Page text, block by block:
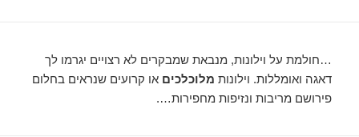
…חולמת על וילונות, מנבאת שמבקרים לא רצויים יגרמו לך
דאגה ואומללות. וילונות מלוכלכים או קרועים שנראים בחלום
פירושם מריבות ונזיפות מחפירות….